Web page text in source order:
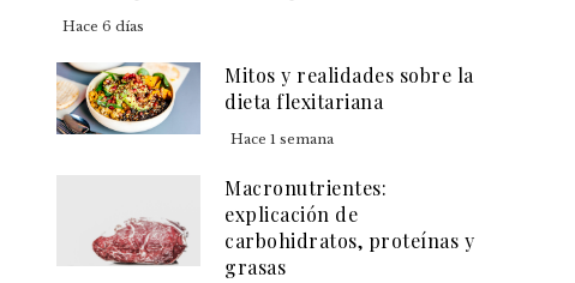
Hace 6 días
Mitos y realidades sobre la
dieta flexitariana
Hace 1 semana
Macronutrientes:
explicación de
carbohidratos, proteínas y
grasas